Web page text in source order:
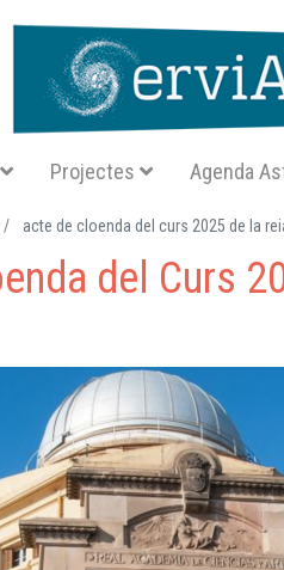
SA
Projectes Agenda
acte de cloenda del curs 2025 de la
del Curs